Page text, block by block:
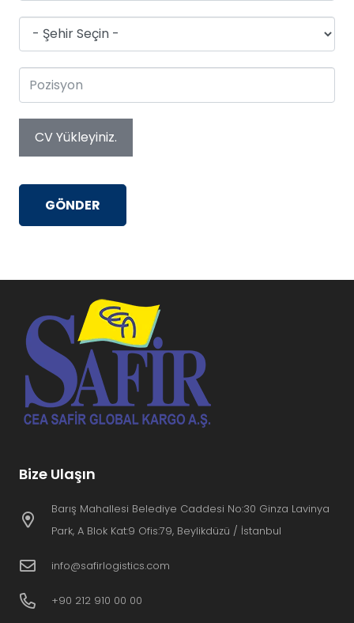
CV Yükleyiniz.
GÖNDER
Bize Ulaşın
Barış Mahallesi Belediye Caddesi No:30 Ginza Lavinya
Park, A Blok Kat:9 Ofis:79, Beylikdüzü / İstanbul
info@safirlogistics.com
+90 212 910 00 00